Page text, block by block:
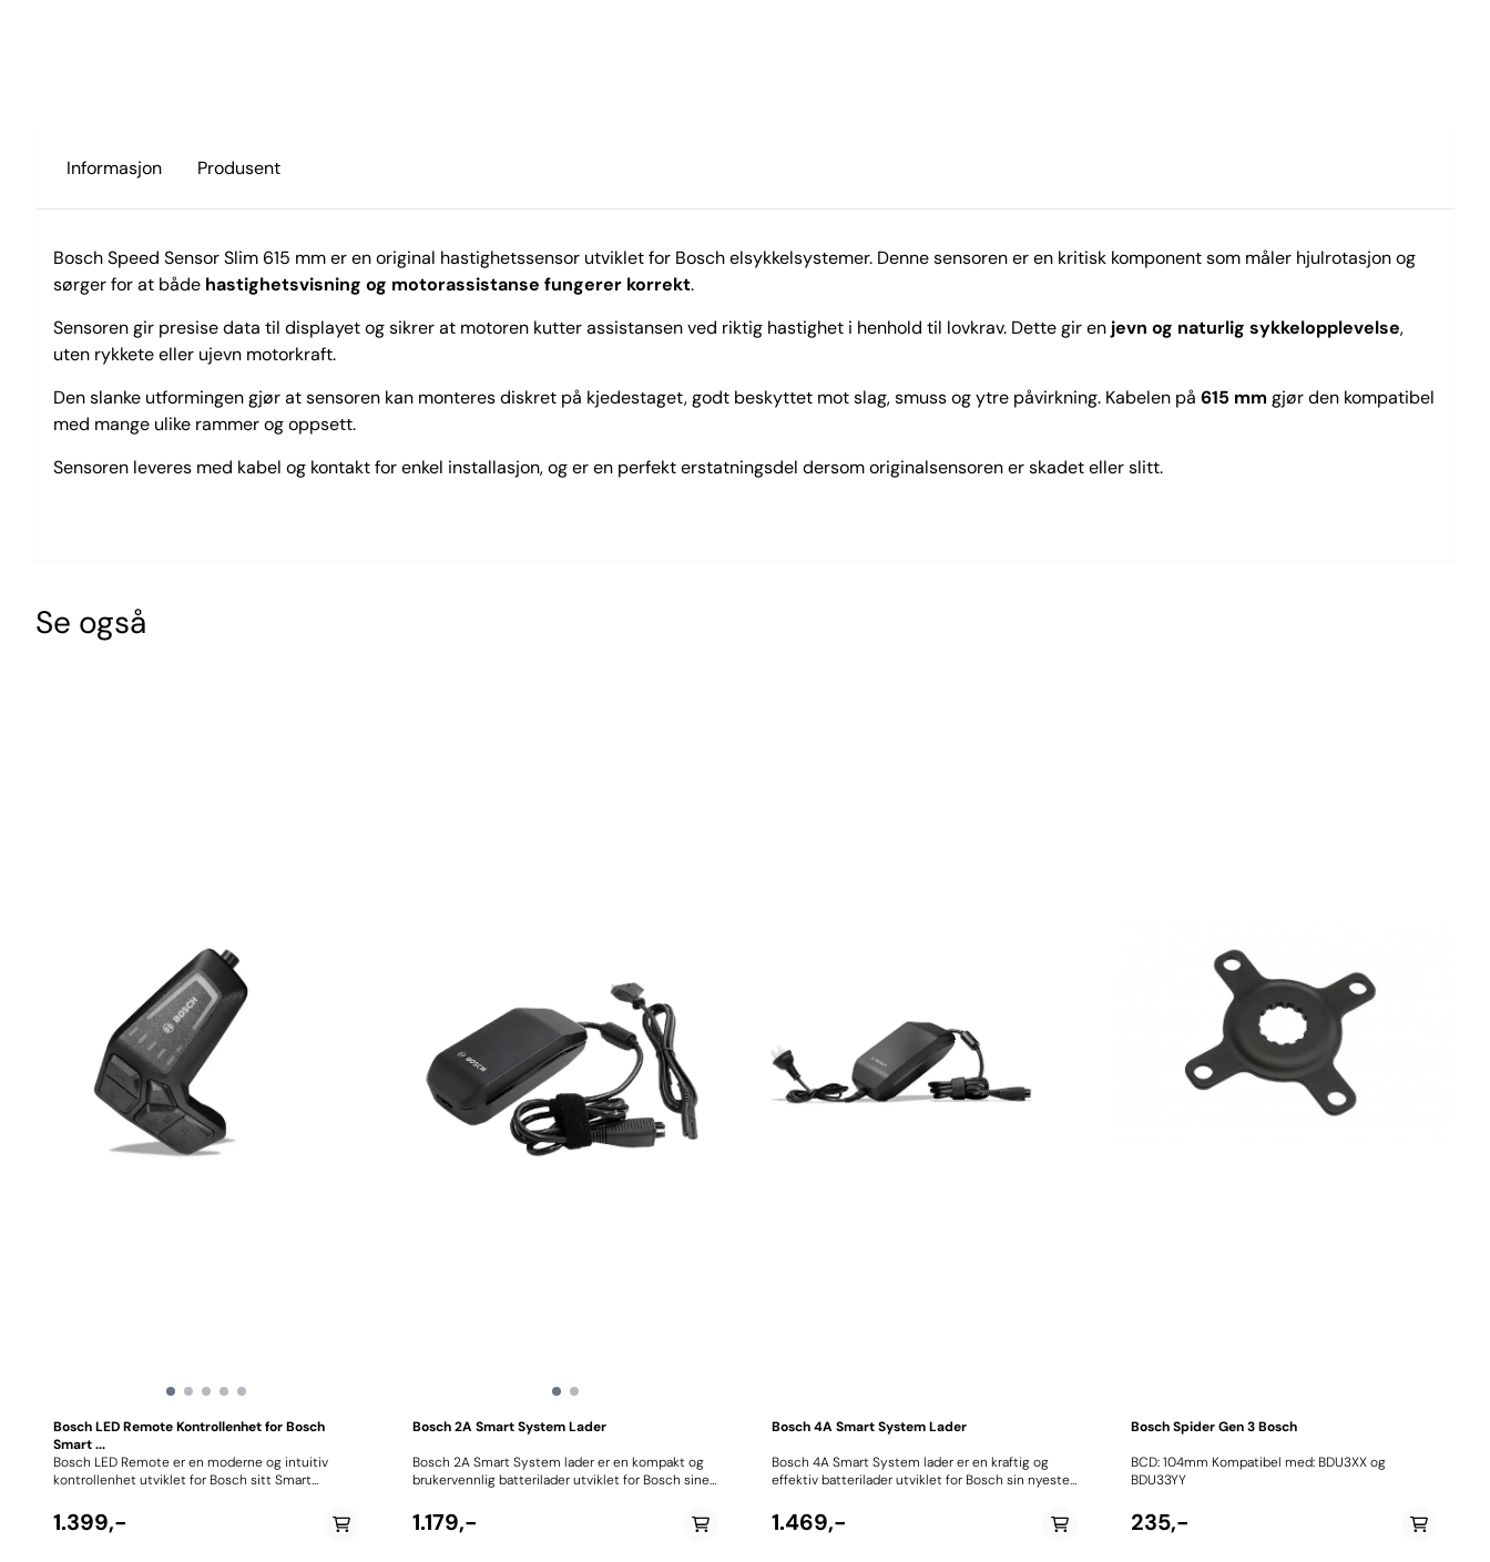
Informasjon Produsent
Bosch Speed Sensor Slim 615 mm er en original hastighetssensor utviklet for Bosch elsykkelsystemer. Denne sensoren er en kritisk komponent som måler hjulrotasjon og
sørger for at både hastighetsvisning og motorassistanse fungerer korrekt.
Sensoren gir presise data til displayet og sikrer at motoren kutter assistansen ved riktig hastighet i henhold til lovkrav. Dette gir en jevn og naturlig sykkelopplevelse,
uten rykkete eller ujevn motorkraft.
Den slanke utformingen gjør at sensoren kan monteres diskret på kjedestaget, godt beskyttet mot slag, smuss og ytre påvirkning. Kabelen på 615 mm gjør den kompatibel
med mange ulike rammer og oppsett.
Sensoren leveres med kabel og kontakt for enkel installasjon, og er en perfekt erstatningsdel dersom originalsensoren er skadet eller slitt.
Se også
Bosch LED Remote Kontrollenhet for Bosch
Smart ...
Bosch LED Remote er en moderne og intuitiv
kontrollenhet utviklet for Bosch sitt Smart
kontrollpunkt på styret og lar deg enkelt styre
elsykkelens funksjoner uten å slippe grepet. Med
1.399,-
Bosch 2A Smart System Lader
Bosch 2A Smart System lader er en kompakt og
brukervennlig batterilader utviklet for Bosch sine
portable design er dette en ideell lader for deg
som ønsker en praktisk løsning til både daglig
1.179,-
Bosch 4A Smart System Lader
Bosch 4A Smart System lader er en kraftig og
effektiv batterilader utviklet for Bosch sin nyeste
balanse mellom hurtig lading og batteriskånsom
drift, noe som gjør den til et ideelt valg for både
1.469,-
Bosch Spider Gen 3 Bosch
BCD: 104mm Kompatibel med: BDU3XX og
BDU33YY
235,-